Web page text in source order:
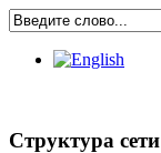
Структура сети